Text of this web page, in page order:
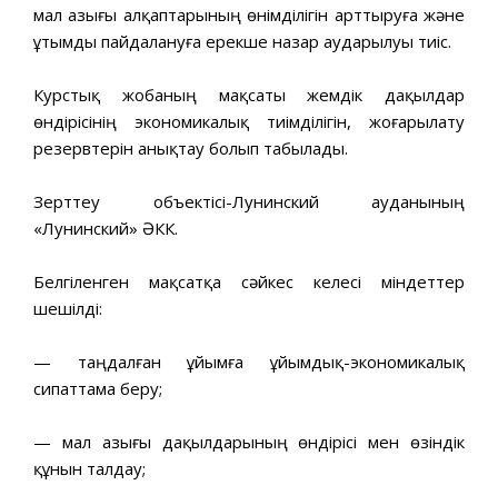
мал азығы алқаптарының өнімділігін арттыруға және
ұтымды пайдалануға ерекше назар аударылуы тиіс.
Курстық жобаның мақсаты жемдік дақылдар
өндірісінің экономикалық тиімділігін, жоғарылату
резервтерін анықтау болып табылады.
Зерттеу объектісі-Лунинский ауданының
«Лунинский» ӘКК.
Белгіленген мақсатқа сәйкес келесі міндеттер
шешілді:
— таңдалған ұйымға ұйымдық-экономикалық
сипаттама беру;
— мал азығы дақылдарының өндірісі мен өзіндік
құнын талдау;